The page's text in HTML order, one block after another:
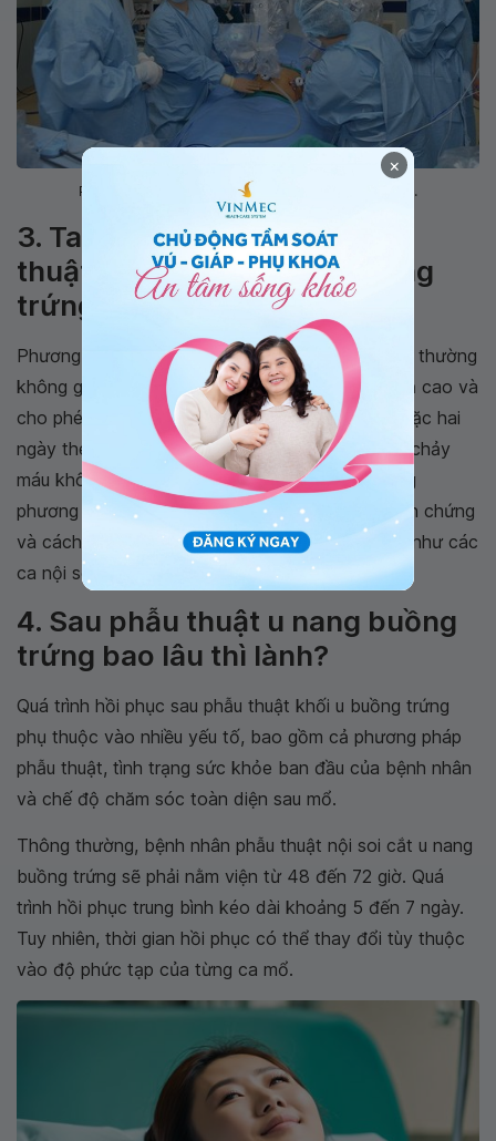
Phẫu thuật nội soi cắt u nang buồng trứng tại Vinmec.
3. Tai biến và xử trí khi phẫu
thuật nội soi cắt u nang buồng
trứng
Phương pháp mổ nội soi cắt u nang buồng trứng thường
không gây ra nhiều biến chứng, mang lại hiệu quả cao và
cho phép bệnh nhân ra viện sớm chỉ sau một hoặc hai
ngày theo dõi. Tuy nhiên, nếu xảy ra tình huống chảy
máu không thể kiểm soát, bác sĩ sẽ chuyển sang
phương pháp phẫu thuật mở. Nói chung, các biến chứng
và cách xử lý trong ca phẫu thuật này tương tự như các
ca nội soi ổ bụng khác.
4. Sau phẫu thuật u nang buồng
trứng bao lâu thì lành?
Quá trình hồi phục sau phẫu thuật khối u buồng trứng
phụ thuộc vào nhiều yếu tố, bao gồm cả phương pháp
phẫu thuật, tình trạng sức khỏe ban đầu của bệnh nhân
và chế độ chăm sóc toàn diện sau mổ.
Thông thường, bệnh nhân phẫu thuật nội soi cắt u nang
buồng trứng sẽ phải nằm viện từ 48 đến 72 giờ. Quá
trình hồi phục trung bình kéo dài khoảng 5 đến 7 ngày.
Tuy nhiên, thời gian hồi phục có thể thay đổi tùy thuộc
vào độ phức tạp của từng ca mổ.
×